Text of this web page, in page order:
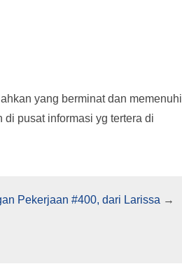
yang berminat dan memenuhi
pusat informasi yg tertera di
Pekerjaan #400, dari Larissa →